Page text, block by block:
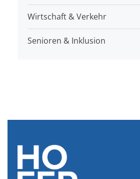
Wirtschaft & Verkehr
Senioren & Inklusion